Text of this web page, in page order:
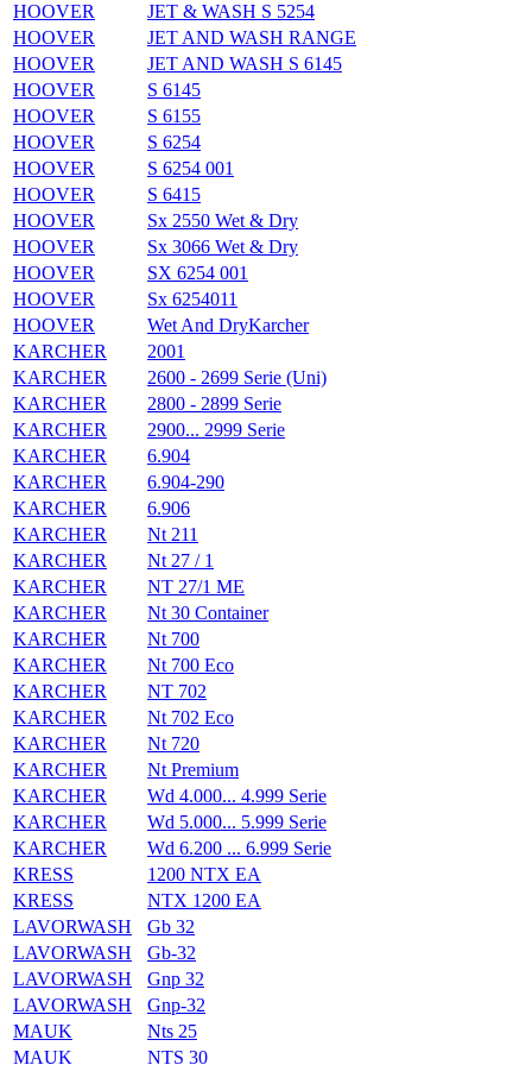
HOOVER
JET & WASH S 5254
HOOVER
JET AND WASH RANGE
HOOVER
JET AND WASH S 6145
HOOVER
S 6145
HOOVER
S 6155
HOOVER
S 6254
HOOVER
S 6254 001
HOOVER
S 6415
HOOVER
Sx 2550 Wet & Dry
HOOVER
Sx 3066 Wet & Dry
HOOVER
SX 6254 001
HOOVER
Sx 6254011
HOOVER
Wet And DryKarcher
KARCHER
2001
KARCHER
2600 - 2699 Serie (Uni)
KARCHER
2800 - 2899 Serie
KARCHER
2900... 2999 Serie
KARCHER
6.904
KARCHER
6.904-290
KARCHER
6.906
KARCHER
Nt 211
KARCHER
Nt 27 / 1
KARCHER
NT 27/1 ME
KARCHER
Nt 30 Container
KARCHER
Nt 700
KARCHER
Nt 700 Eco
KARCHER
NT 702
KARCHER
Nt 702 Eco
KARCHER
Nt 720
KARCHER
Nt Premium
KARCHER
Wd 4.000... 4.999 Serie
KARCHER
Wd 5.000... 5.999 Serie
KARCHER
Wd 6.200 ... 6.999 Serie
KRESS
1200 NTX EA
KRESS
NTX 1200 EA
LAVORWASH
Gb 32
LAVORWASH
Gb-32
LAVORWASH
Gnp 32
LAVORWASH
Gnp-32
MAUK
Nts 25
MAUK
NTS 30